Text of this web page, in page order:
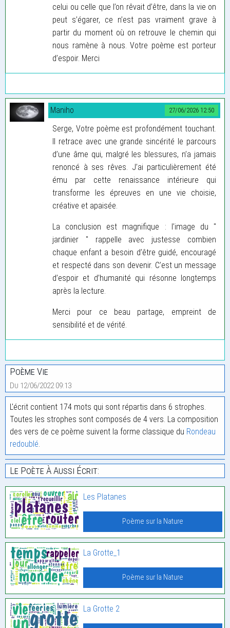
celui ou celle que l’on rêvait d’être, dans la vie on
peut s’égarer, ce n’est pas vraiment grave à
partir du moment où on retrouve le chemin qui
nous ramène à nous. Votre poème est porteur
d’espoir. Merci
27/06/2026 12:50
Maniho
Serge, Votre poème est profondément touchant.
Il retrace avec une grande sincérité le parcours
d’une âme qui, malgré les blessures, n’a jamais
renoncé à ses rêves. J’ai particulièrement été
ému par cette renaissance intérieure qui
transforme les épreuves en une vie choisie,
créative et apaisée.
La conclusion est magnifique : l’image du "
jardinier " rappelle avec justesse combien
chaque enfant a besoin d’être guidé, encouragé
et respecté dans son devenir. C’est un message
d’espoir et d’humanité qui résonne longtemps
après la lecture.
Merci pour ce beau partage, empreint de
sensibilité et de vérité.
Poème Vie
Du 12/06/2022 09:13
L'écrit contient 174 mots qui sont répartis dans 6 strophes.
Toutes les strophes sont composés de 4 vers. La composition
des vers de ce poème suivent la forme classique du Rondeau
redoublé
Le Poète À Aussi Écrit:
Les Platanes
Poème sur la Nature
La Grotte_1
Poème sur la Nature
La Grotte 2